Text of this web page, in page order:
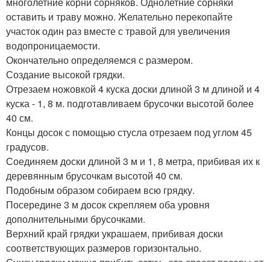
оставить и траву можно. Желательно перекопайте
участок один раз вместе с травой для увеличения
водопроницаемости.
Окончательно определяемся с размером.
Создание высокой грядки.
Отрезаем ножовкой 4 куска доски длиной 3 м длиной и 4
куска - 1, 8 м. подготавливаем брусочки высотой более
40 см.
Концы досок с помощью стусла отрезаем под углом 45
градусов.
Соединяем доски длиной 3 м и 1, 8 метра, прибивая их к
деревянным брусочкам высотой 40 см.
Подобным образом собираем всю грядку.
Посередине 3 м досок скрепляем оба уровня
дополнительными брусочками.
Верхний край грядки украшаем, прибивая доски
соответствующих размеров горизонтально.